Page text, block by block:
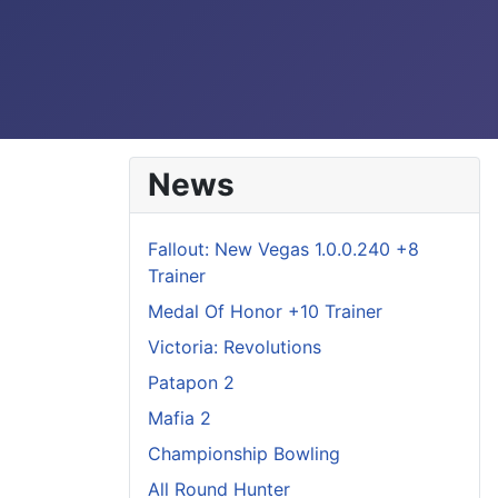
News
Fallout: New Vegas 1.0.0.240 +8
Trainer
Medal Of Honor +10 Trainer
Victoria: Revolutions
Patapon 2
Mafia 2
Championship Bowling
All Round Hunter